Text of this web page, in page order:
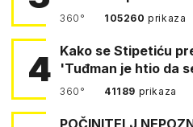
360° 105260prikaza
4 Kako se Stipetiću
'Tuđman je htio da
360° 41189 prikaza
POČINITELJ